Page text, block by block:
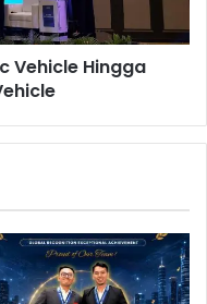
Vehicle Hingga